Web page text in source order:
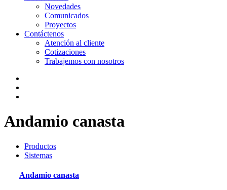
Novedades
Comunicados
Proyectos
Contáctenos
Atención al cliente
Cotizaciones
Trabajemos con nosotros
Andamio canasta
Productos
Sistemas
Andamio canasta